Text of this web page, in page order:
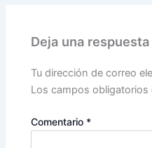
Deja una respuesta
Tu dirección de correo
Los campos
Comentario *